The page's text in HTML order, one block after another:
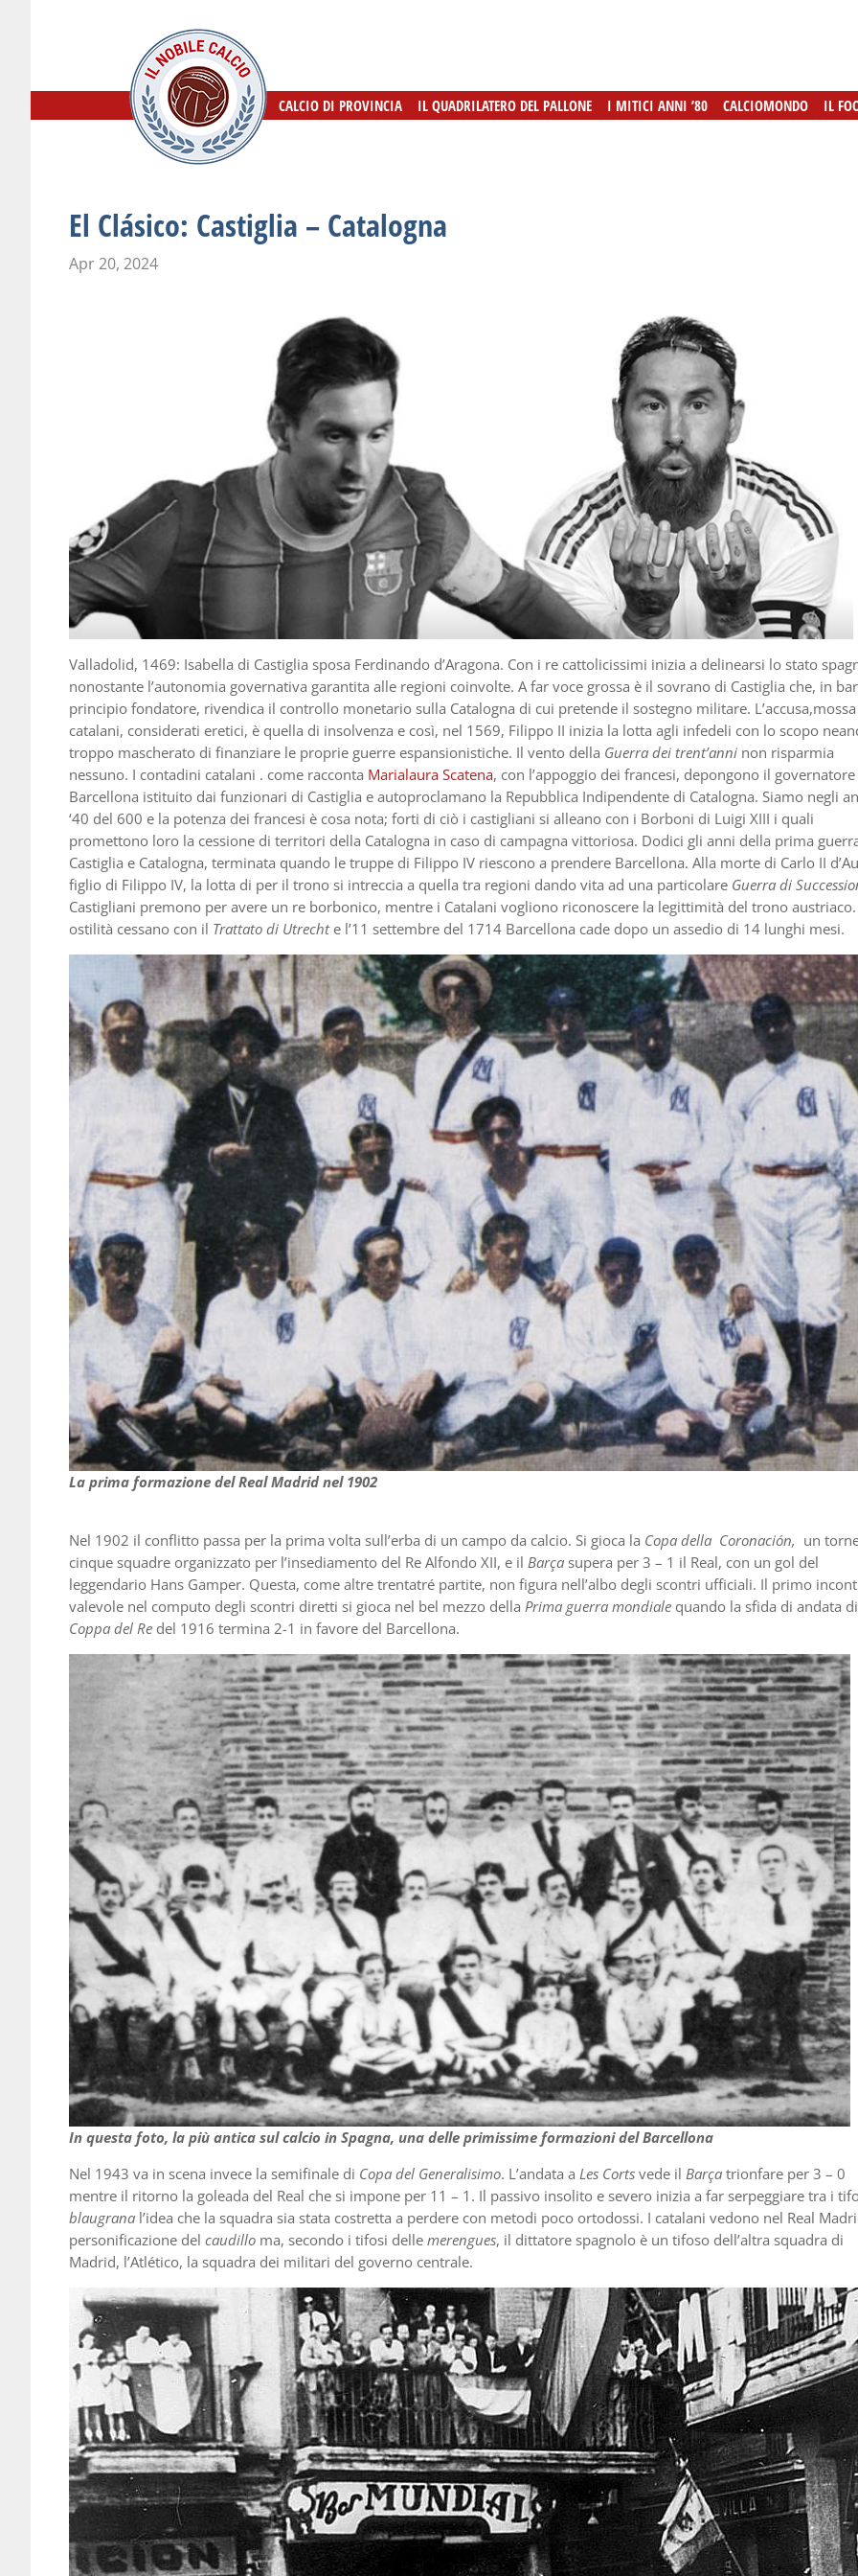
CALCIO DI PROVINCIA IL QUADRILATERO DEL PALLONE I MITICI ANNI ’80 CALCIOMONDO IL
CALCIO DI PROVINCIA IL QUADRILATERO DEL PALLONE I MITICI ANNI ’80 CALCIOMONDO IL
El Clásico: Castiglia – Catalogna
Apr 20, 2024
Valladolid, 1469: Isabella di Castiglia sposa Ferdinando d’Aragona. Con i re cattolicissimi inizia a delinearsi lo stato
nonostante l’autonomia governativa garantita alle regioni coinvolte. A far voce grossa è il sovrano di Castiglia che, in
principio fondatore, rivendica il controllo monetario sulla Catalogna di cui pretende il sostegno militare.
catalani, considerati eretici, è quella di insolvenza e così, nel 1569, Filippo II inizia la lotta agli infedeli con lo scopo
troppo mascherato di finanziare le proprie guerre espansionistiche. Il vento della Guerra dei trent’anni non risparmia
nessuno. I contadini catalani . come racconta Marialaura Scatena, con l’appoggio dei francesi, depongono il
Barcellona istituito dai funzionari di Castiglia e autoproclamano la Repubblica Indipendente di Catalogna. Siamo negli
‘40 del 600 e la potenza dei francesi è cosa nota; forti di ciò i castigliani si alleano con i Borboni di Luigi XIII i quali
promettono loro la cessione di territori della Catalogna in caso di campagna vittoriosa. Dodici gli anni della prima
Castiglia e Catalogna, terminata quando le truppe di Filippo IV riescono a prendere Barcellona. Alla morte di Carlo II
figlio di Filippo IV, la lotta di per il trono si intreccia a quella tra regioni dando vita ad una particolare Guerra di
Castigliani premono per avere un re borbonico, mentre i Catalani vogliono riconoscere la legittimità del trono austriaco.
ostilità cessano con il Trattato di Utrecht e l’11 settembre del 1714 Barcellona cade dopo un assedio di 14 lunghi mesi.
La prima formazione del Real Madrid nel 1902
Nel 1902 il conflitto passa per la prima volta sull’erba di un campo da calcio. Si gioca la Copa della Coronación, un
cinque squadre organizzato per l’insediamento del Re Alfondo XII, e il Barça supera per 3 – 1 il Real, con un gol del
leggendario Hans Gamper. Questa, come altre trentatré partite, non figura nell’albo degli scontri ufficiali. Il primo
valevole nel computo degli scontri diretti si gioca nel bel mezzo della Prima guerra mondiale quando la sfida di andata di
Coppa del Re del 1916 termina 2-1 in favore del Barcellona.
In questa foto, la più antica sul calcio in Spagna, una delle primissime formazioni del Barcellona
Nel 1943 va in scena invece la semifinale di Copa del Generalisimo. L’andata a Les Corts vede il Barça trionfare per 3 – 0
mentre il ritorno la goleada del Real che si impone per 11 – 1. Il passivo insolito e severo inizia a far serpeggiare tra i
blaugrana l’idea che la squadra sia stata costretta a perdere con metodi poco ortodossi. I catalani vedono nel Real
personificazione del caudillo ma, secondo i tifosi delle merengues, il dittatore spagnolo è un tifoso dell’altra squadra di
Madrid, l’Atlético, la squadra dei militari del governo centrale.